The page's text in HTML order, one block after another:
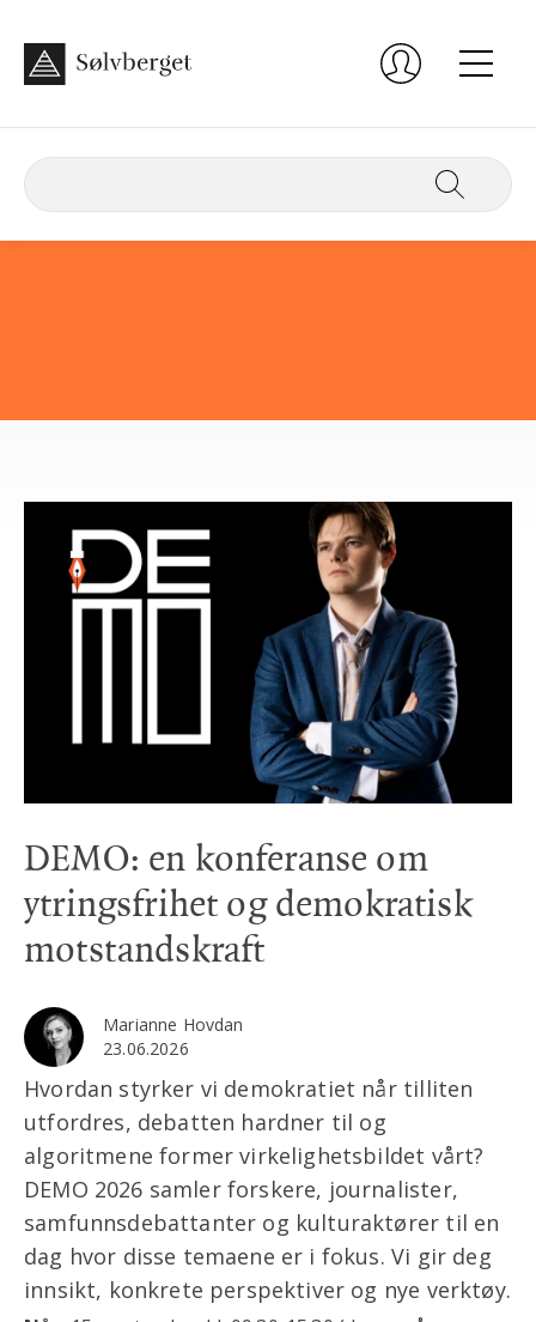
DEMO: en konferanse om
ytringsfrihet og demokratisk
motstandskraft
Marianne Hovdan
23.06.2026
Hvordan styrker vi demokratiet når tilliten
utfordres, debatten hardner til og
algoritmene former virkelighetsbildet vårt?
DEMO 2026 samler forskere, journalister,
samfunnsdebattanter og kulturaktører til en
dag hvor disse temaene er i fokus. Vi gir deg
innsikt, konkrete perspektiver og nye verktøy.